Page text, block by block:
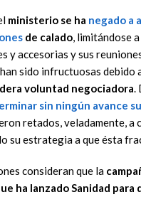
ministerio se ha negado a
de calado, limitándose
y accesorias y sus
sido infructuosas debido
voluntad negociadora.
sin ningún avance
retados, veladamente, a
su estrategia a que ésta
consideran que la
ha lanzado Sanidad para